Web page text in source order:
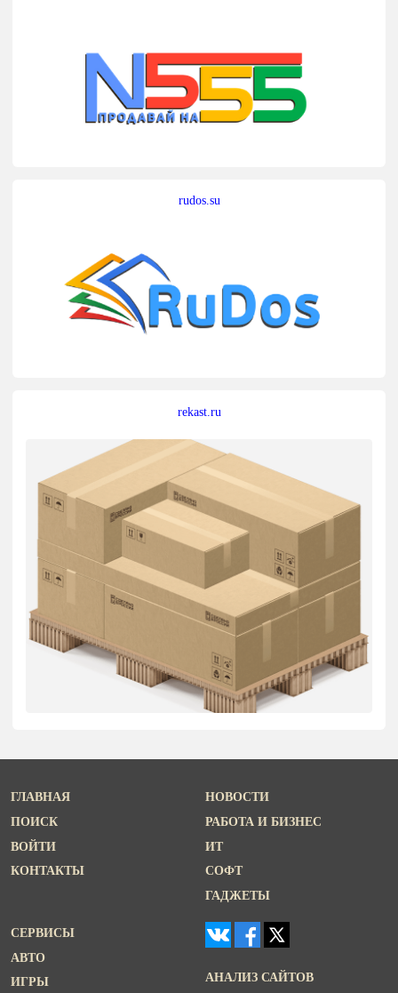
rudos.su
rekast.ru
ГЛАВНАЯ
ПОИСК
ВОЙТИ
КОНТАКТЫ
НОВОСТИ
РАБОТА И БИЗНЕС
ИТ
СОФТ
ГАДЖЕТЫ
СЕРВИСЫ
АВТО
ИГРЫ
АНАЛИЗ САЙТОВ